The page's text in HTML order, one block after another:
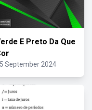
E Preto Da Que
September 2024